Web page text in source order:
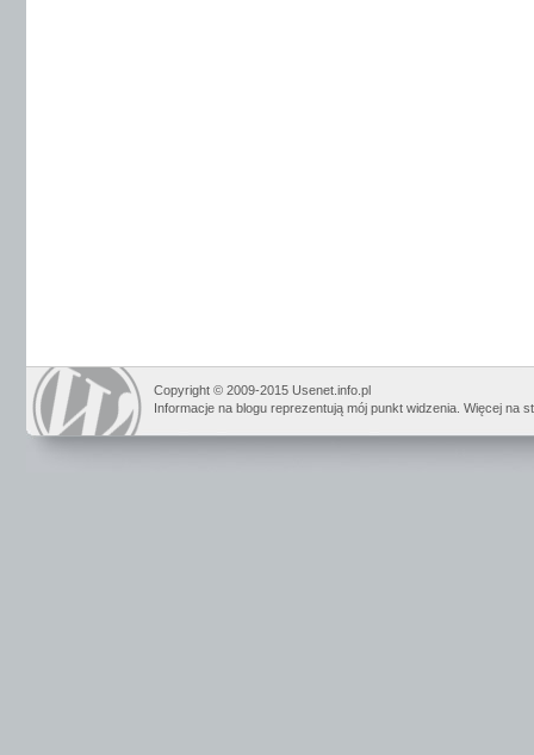
Copyright © 2009-2015 Usenet.info.pl
Informacje na blogu reprezentują mój punkt widzenia. Więcej na